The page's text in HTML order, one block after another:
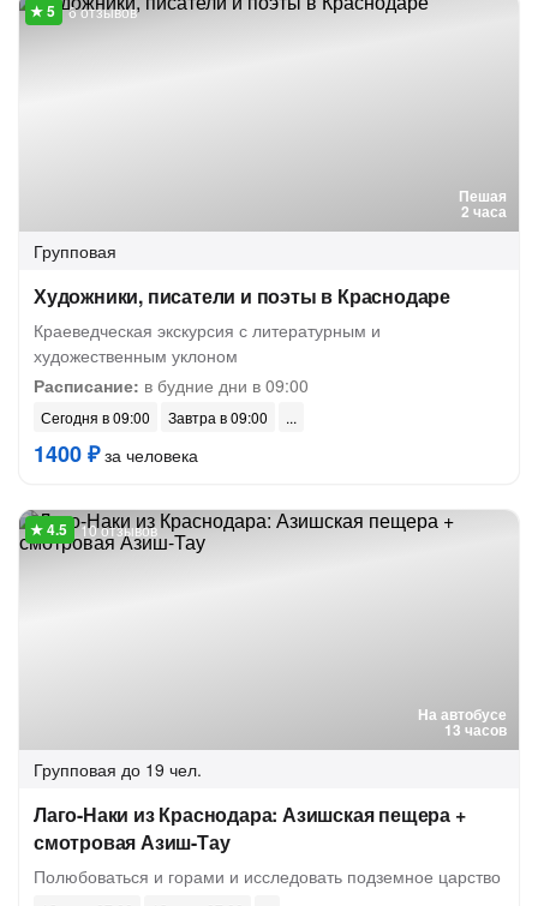
Пешая
2 часа
6 отзывов
Групповая
Художники, писатели и поэты в Краснодаре
Краеведческая экскурсия с литературным и
художественным уклоном
Расписание: в будние дни в 09:00
Сегодня в 09:00 Завтра в 09:00
1400 ₽за человека
На автобусе
13 часов
10 отзывов
Групповая до 19 чел.
Лаго-Наки из Краснодара: Азишская пещера +
смотровая Азиш-Тау
Полюбоваться и горами и исследовать подземное царство